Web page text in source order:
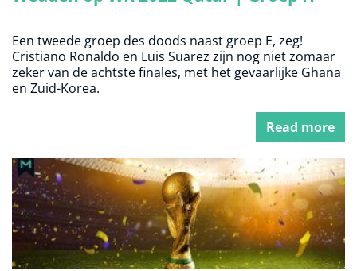
Een tweede groep des doods naast groep E, zeg!
Cristiano Ronaldo en Luis Suarez zijn nog niet zomaar
zeker van de achtste finales, met het gevaarlijke Ghana
en Zuid-Korea.
Read more